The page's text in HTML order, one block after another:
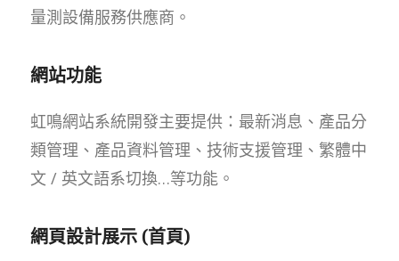
量測設備服務供應商。
網站功能
虹鳴網站系統開發主要提供：最新消息、產品分
類管理、產品資料管理、技術支援管理、繁體中
文 / 英文語系切換…等功能。
網頁設計展示 (首頁)